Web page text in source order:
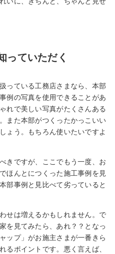
っていただく
っている工務店さまなら、本部
例の写真を使用できることがあ
れで美しい写真がたくさんある
また本部がつくったかっこいい
ょう。もちろん使いたいですよ
きですが、ここでもう一度、お
ほんとにつくった施工事例を見
部事例と見比べて劣っていると
せは増えるかもしれません。で
を見てみたら、あれ？？となっ
ップ」がお施主さまが一番きら
るポイントです。悪く言えば、